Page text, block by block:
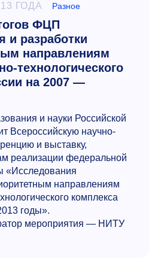
ГОДА Разное
ФЦП
и разработки
направлениям
технологического
на 2007 —
и науки Российской
Всероссийскую научно-
и выставку,
реализации федеральной
«Исследования
направлениям
комплекса
годы».
мероприятия — НИТУ